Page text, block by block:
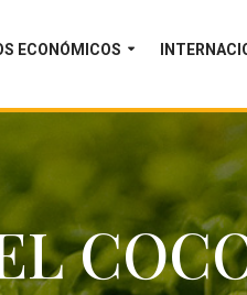
ECONÓMICOS